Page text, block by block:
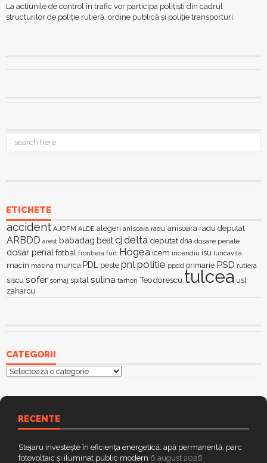
La actiunile de control în trafic vor participa polițiști din cadrul
structurilor de poliție rutieră, ordine publică și poliție transporturi.
ETICHETE
accident AJOFM ALDE alegeri anisoara radu anisoara radu deputat
ARBDD arest babadag beatcj delta deputat dna dosare penale
dosar penal fotbal frontiera furt Hogea icem incendiu isu luncavita
macin masina munca PDL peste pnlpolitie ppdd primarie PSD rutiera
siscu sofer somaj spital sulina tarhon Teodorescu tulcea usl
zaharcu
CATEGORII
Categorii
RECENTE
Stejaru investește în eficiența energetică: apă permanentă, parc
fotovoltaic și iluminat public modern 6 august 2026